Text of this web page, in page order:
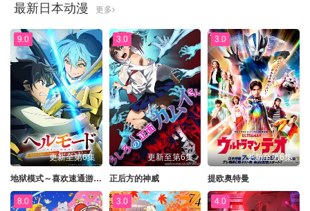
最新日本动漫 更多
9.0
更新至第6集
地狱模式～喜欢速通游戏的玩家在废设定异世界无双～第二季
3.0
更新至第6集
正后方的神威
3.0
更新至第6集
提欧奥特曼
8.0 3.0 4.0